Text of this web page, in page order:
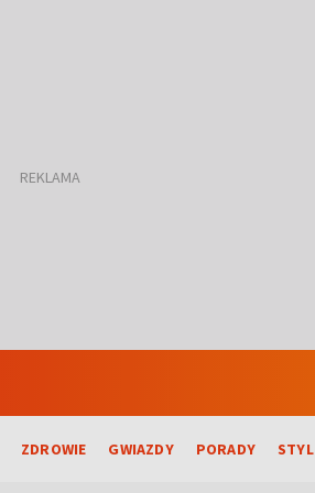
ZDROWIE GWIAZDY PORADY STYL